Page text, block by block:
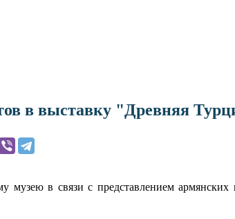
в выставку "Древняя
в связи с представлением армянских